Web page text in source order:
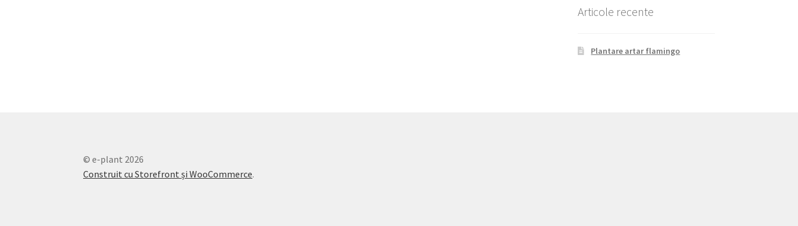
Articole recente
Plantare artar flamingo
© e-plant 2026
Construit cu Storefront și WooCommerce.